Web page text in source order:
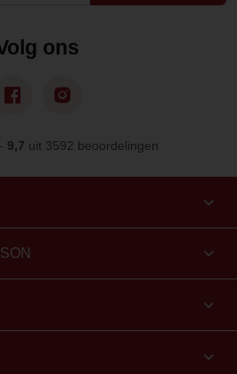
ons
9,7 uit 3592 beoordelingen